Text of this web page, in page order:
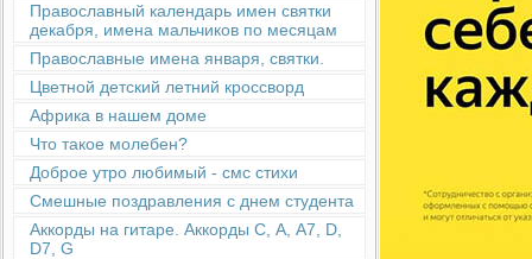
Православный календарь имен святки
декабря, имена мальчиков по месяцам
Православные имена января, святки.
Цветной детский летний кроссворд
Африка в нашем доме
Что такое молебен?
Доброе утро любимый - смс стихи
Смешные поздравления с днем студента
Аккорды на гитаре. Аккорды С, А, А7, D,
D7, G